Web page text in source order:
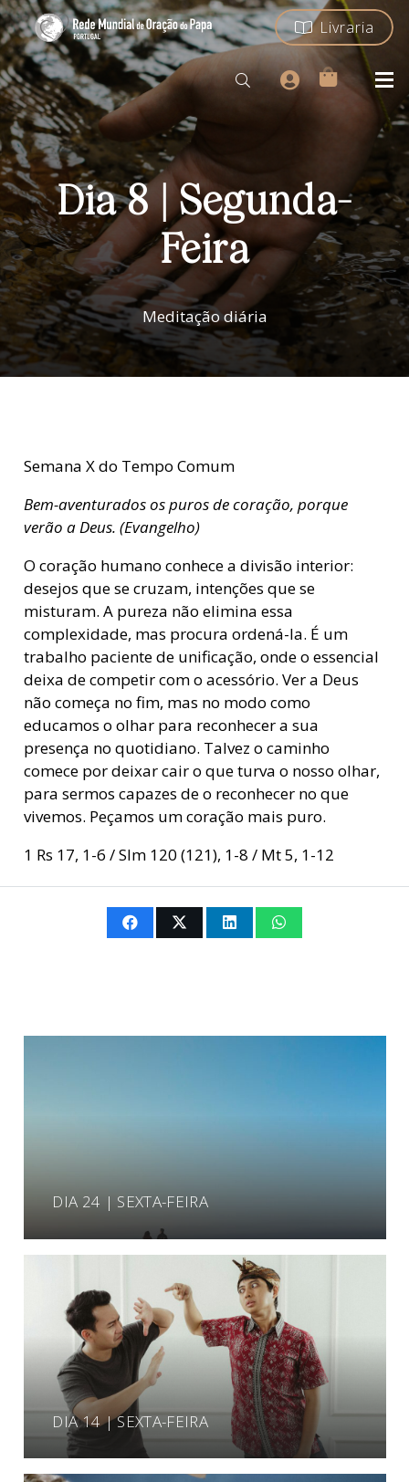
Livraria
Dia 8 | Segunda-
Feira
Meditação diária
Semana X do Tempo Comum
Bem-aventurados os puros de coração, porque
verão a Deus. (Evangelho)
O coração humano conhece a divisão interior:
desejos que se cruzam, intenções que se
misturam. A pureza não elimina essa
complexidade, mas procura ordená-la. É um
trabalho paciente de unificação, onde o essencial
deixa de competir com o acessório. Ver a Deus
não começa no fim, mas no modo como
educamos o olhar para reconhecer a sua
presença no quotidiano. Talvez o caminho
comece por deixar cair o que turva o nosso olhar,
para sermos capazes de o reconhecer no que
vivemos. Peçamos um coração mais puro.
1 Rs 17, 1-6 / Slm 120 (121), 1-8 / Mt 5, 1-12
DIA 24 | SEXTA-FEIRA
DIA 14 | SEXTA-FEIRA